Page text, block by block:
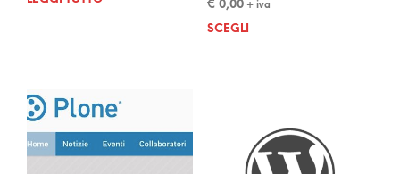
€ 0,00 + iva
SCEGLI